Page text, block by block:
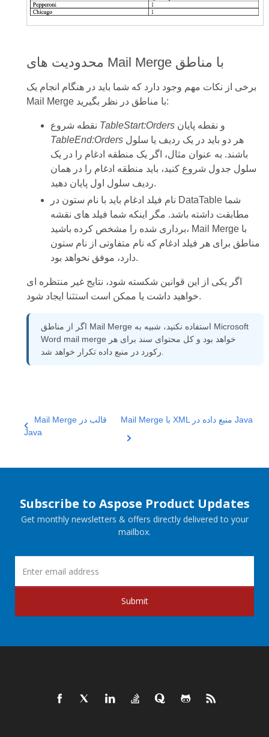
برخی از نکات مهم وجود دارد که شما باید در هنگام انجام یک
Mail Merge با مناطق در نظر بگیرید:
TableStart:Orders و نقطه پایان
TableEnd:Ordersهر دو باید در یک ردیف یا سلول
باشند. به عنوان مثال، اگر یک منطقه ادغام را در یک
سلول جدول شروع کنید، باید منطقه ادغام را در همان
ردیف سلول اول پایان دهید.
نام فیلد ادغام باید با نام ستون در DataTable شما
مطابقت داشته باشد. مگر اینکه شما فیلد های نقشه
برداری شده را مشخص کرده باشید، Mail Merge با
مناطق برای هر فیلد ادغام که نام متفاوتی از نام ستون
دارد، موفق نخواهد بود.
اگر یکی از این قوانین شکسته شود، نتایج غیر منتظره ای
خواهید داشت یا ممکن است استثنا ایجاد شود.
اگر از مناطق Mail Merge استفاده نکنید، شبیه به Microsoft
Word mail merge خواهد بود و کل محتوای سند برای هر
رکورد در منبع داده تکرار خواهد شد.
Mail Merge قالب در
Java
Mail Merge با XML منبع داده در Java
Subscribe to Aspose Product Updates
Get monthly newsletters & offers directly delivered to your
mailbox.
Submit